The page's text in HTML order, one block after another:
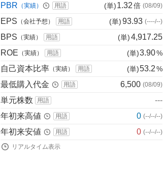
PBR （実績） 用語 (単)1.32倍 (08/09)
EPS （会社予想） 用語 (単)93.93 (----/--)
BPS （実績） 用語 (単)4,917.25
ROE （実績） 用語 (単)3.90%
自己資本比率 （実績） 用語 (単)53.2%
最低購入代金 用語 6,500 (08/09)
単元株数 用語
---
年初来高値
用語 0 (--/--/--)
年初来安値 用語 0 (--/--/--)
リアルタイム表示